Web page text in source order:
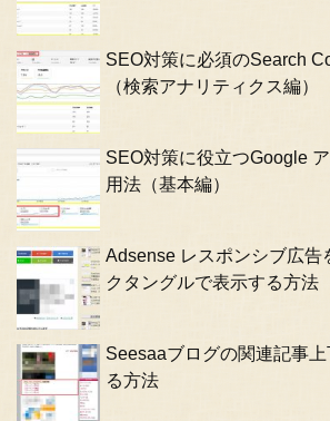
SEO対策に必須のSearch
（検索アナリティクス編）
SEO対策に役立つGoogle
用法（基本編）
Adsense レスポンシブ広告
クタングルで表示する方法
Seesaaブログの関連記事
る方法